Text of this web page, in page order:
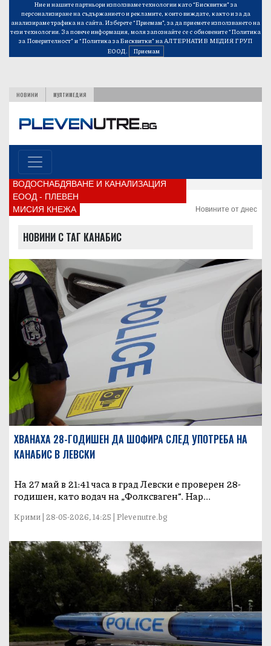
Ние и нашите партньори използваме технологии като “Бисквитки” за
персонализиране на съдържанието и рекламите, които виждате, както и за да
анализираме трафика на сайта. Изберете “Приемам”, за да приемете използването на
тези технологии. За повече информация, моля запознайте се с обновените“Политика
за Поверителност”и“Политика за Бисквитки”на АЛТЕРНАТИВ МЕДИЯ ГРУП
ЕООД.
Приемам
НОВИНИ МУЛТИМЕДИЯ
ВОДОСНАБДЯВАНЕ И КАНАЛИЗАЦИЯ
ЕООД - ПЛЕВЕН
МИСИЯ КНЕЖА
Новините от днес
НОВИНИ С ТАГ КАНАБИС
ХВАНАХА 28-ГОДИШЕН ДА ШОФИРА СЛЕД УПОТРЕБА НА
КАНАБИС В ЛЕВСКИ
На 27 май в 21:41 часа в град Левски е проверен 28-
годишен, като водач на „Фолксваген“. Нар...
Крими | 28-05-2026, 14:25 | Plevenutre.bg